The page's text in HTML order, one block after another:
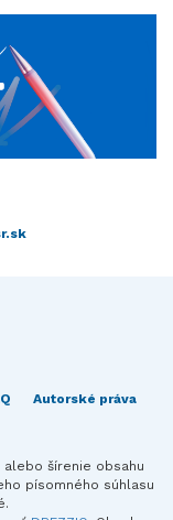
Autorské práva
alebo šírenie obsahu
písomného súhlasu